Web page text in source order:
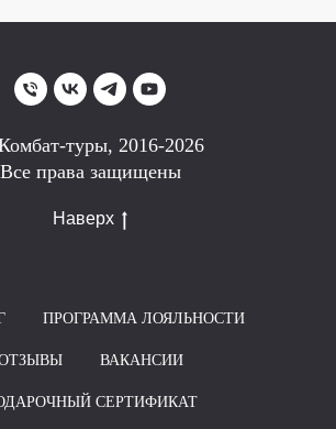
туры, 2016-2026
Все права защищены
Наверх
ПРОГРАММА ЛОЯЛЬНОСТИ
ВАКАНСИИ
СЕРТИФИКАТ